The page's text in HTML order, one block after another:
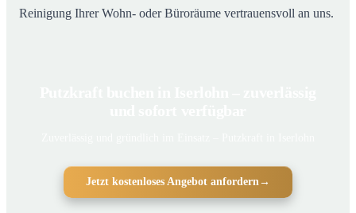
Reinigung Ihrer Wohn- oder Büroräume vertrauensvoll an uns.
Jetzt kostenloses Angebot anfordern→